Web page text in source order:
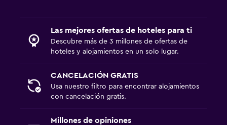
Las mejores ofertas de hoteles para ti
Descubre más de 3 millones de ofertas de
hoteles y alojamientos en un solo lugar.
CANCELACIÓN GRATIS
Usa nuestro filtro para encontrar alojamientos
con cancelación gratis.
Millones de opiniones